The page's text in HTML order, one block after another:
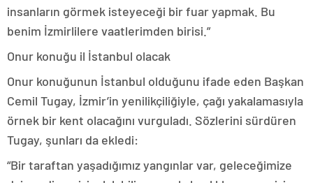
insanların görmek isteyeceği bir fuar yapmak. Bu
benim İzmirlilere vaatlerimden birisi.”
Onur konuğu il İstanbul olacak
Onur konuğunun İstanbul olduğunu ifade eden Başkan
Cemil Tugay, İzmir’in yenilikçiliğiyle, çağı yakalamasıyla
örnek bir kent olacağını vurguladı. Sözlerini sürdüren
Tugay, şunları da ekledi:
“Bir taraftan yaşadığımız yangınlar var, geleceğimize